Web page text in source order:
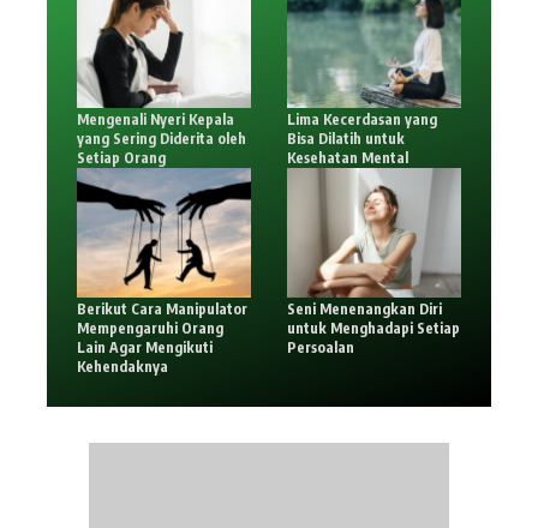
Mengenali Nyeri Kepala
yang Sering Diderita oleh
Setiap Orang
Lima Kecerdasan yang
Bisa Dilatih untuk
Kesehatan Mental
Berikut Cara Manipulator
Mempengaruhi Orang
Lain Agar Mengikuti
Kehendaknya
Seni Menenangkan Diri
untuk Menghadapi Setiap
Persoalan